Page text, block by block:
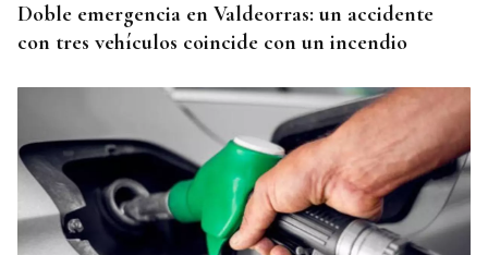
Doble emergencia en Valdeorras: un accidente
con tres vehículos coincide con un incendio